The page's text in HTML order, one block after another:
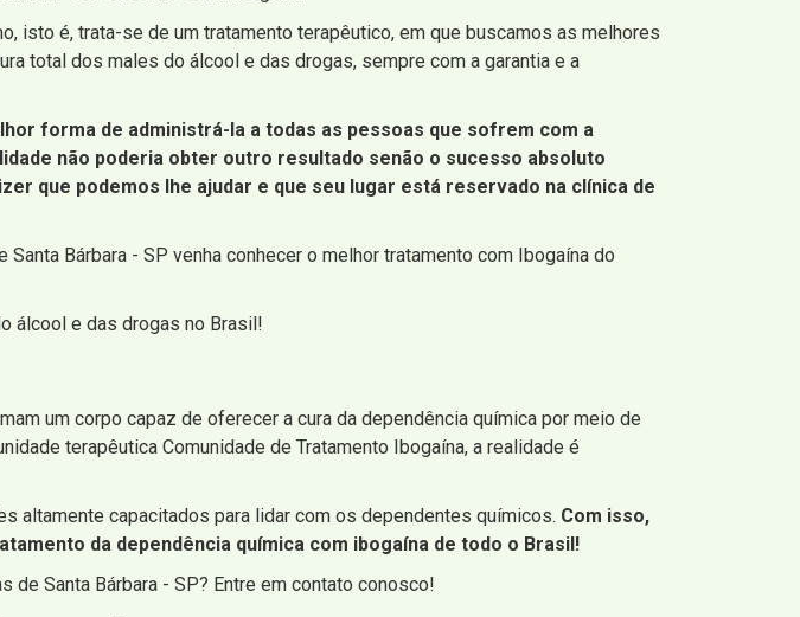
isto é, trata-se de um tratamento terapêutico, em que buscamos as melhores
total dos males do álcool e das drogas, sempre com a garantia e a
forma de administrá-la a todas as pessoas que sofrem com a
não poderia obter outro resultado senão o sucesso absoluto
que podemos lhe ajudar e que seu lugar está reservado na clínica de
Bárbara - SP venha conhecer o melhor tratamento com Ibogaína do
álcool e das drogas no Brasil!
um corpo capaz de oferecer a cura da dependência química por meio de
terapêutica Comunidade de Tratamento Ibogaína, a realidade é
altamente capacitados para lidar com os dependentes químicos. Com isso,
da dependência química com ibogaína de todo o Brasil!
de Santa Bárbara - SP? Entre em contato conosco!